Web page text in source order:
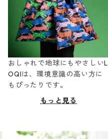
おしゃれで地球にもやさしいL
OQIは、環境意識の高い方に
もぴったりです。
もっと見る